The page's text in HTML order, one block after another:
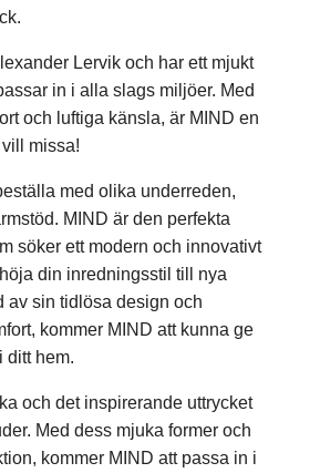
Lervik och har ett mjukt
in i alla slags miljöer. Med
och luftiga känsla, är MIND en
missa!
med olika underreden,
MIND är den perfekta
söker ett modern och innovativt
din inredningsstil till nya
av sin tidlösa design och
kommer MIND att kunna ge
ditt hem.
och det inspirerande uttrycket
Med dess mjuka former och
kommer MIND att passa in i